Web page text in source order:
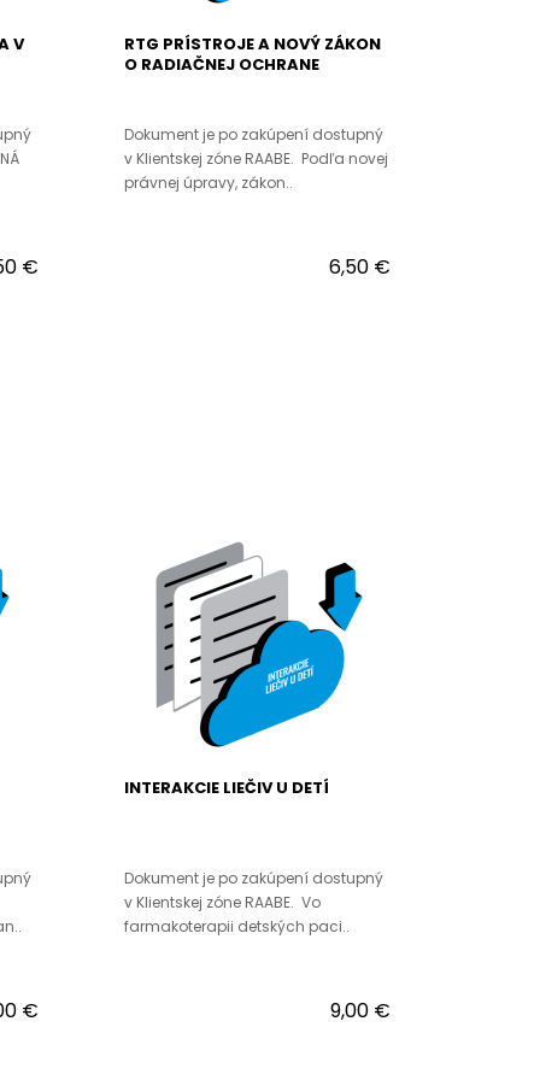
V
€
RTG PRÍSTROJE A NOVÝ ZÁKON
O RADIAČNEJ OCHRANE
Dokument je po zakúpení dostupný
v Klientskej zóne RAABE. Podľa novej
právnej úpravy, zákon..
6,50 €
€
INTERAKCIE LIEČIV U DETÍ
Dokument je po zakúpení dostupný
v Klientskej zóne RAABE. Vo
farmakoterapii detských paci..
9,00 €